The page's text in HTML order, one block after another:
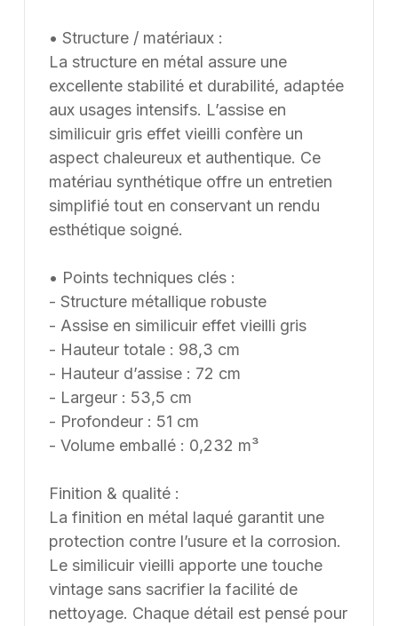
• Structure / matériaux :
La structure en métal assure une
excellente stabilité et durabilité, adaptée
aux usages intensifs. L’assise en
similicuir gris effet vieilli confère un
aspect chaleureux et authentique. Ce
matériau synthétique offre un entretien
simplifié tout en conservant un rendu
esthétique soigné.
• Points techniques clés :
- Structure métallique robuste
- Assise en similicuir effet vieilli gris
- Hauteur totale : 98,3 cm
- Hauteur d’assise : 72 cm
- Largeur : 53,5 cm
- Profondeur : 51 cm
- Volume emballé : 0,232 m³
Finition & qualité :
La finition en métal laqué garantit une
protection contre l’usure et la corrosion.
Le similicuir vieilli apporte une touche
vintage sans sacrifier la facilité de
nettoyage. Chaque détail est pensé pour